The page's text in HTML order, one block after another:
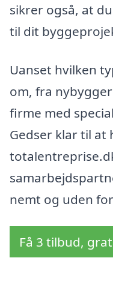
sikrer også, at
til dit
Uanset hvilken
om, fra
firme med
Gedser klar til at
nemt og uden
Få 3 tilbud,